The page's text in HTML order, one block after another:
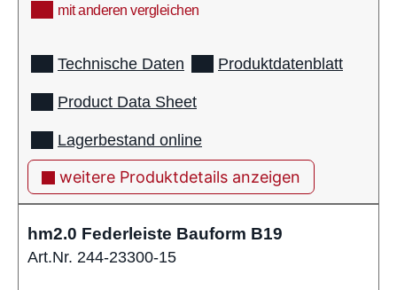
mit anderen vergleichen
Technische Daten Produktdatenblatt
Product Data Sheet
Lagerbestand online
weitere Produktdetails anzeigen
hm2.0 Federleiste Bauform B19
Art.Nr. 244-23300-15